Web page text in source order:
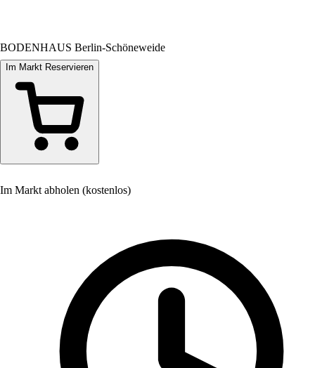
BODENHAUS Berlin-Schöneweide
Im Markt Reservieren
Im Markt abholen (kostenlos)